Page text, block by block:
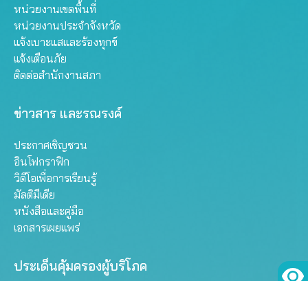
หน่วยงานเขตพื้นที่
หน่วยงานประจำจังหวัด
แจ้งเบาะแสและร้องทุกข์
แจ้งเตือนภัย
ติดต่อสำนักงานสภา
ข่าวสาร และรณรงค์
ประกาศเชิญชวน
อินโฟกราฟิก
วิดีโอเพื่อการเรียนรู้
มัลติมีเดีย
หนังสือและคู่มือ
เอกสารเผยแพร่
ประเด็นคุ้มครองผู้บริโภค